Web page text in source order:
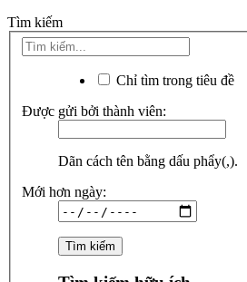
Tìm kiếm
Chỉ tìm trong tiêu đề
Được gửi bởi thành viên:
Dãn cách tên bằng dấu phẩy(,).
Mới hơn ngày: